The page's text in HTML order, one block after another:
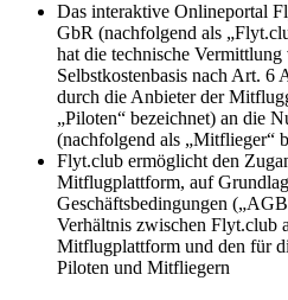
Das interaktive Onlineportal
GbR (nachfolgend als
hat die technische
Selbstkostenbasis nach Art.
durch die Anbieter der
„Piloten“ bezeichnet) an die
(nachfolgend als „Mitflieger“
Flyt.club ermöglicht den
Mitflugplattform, auf
Geschäftsbedingungen
Verhältnis zwischen Flyt.club
Mitflugplattform und den für
Piloten und Mitfliegern